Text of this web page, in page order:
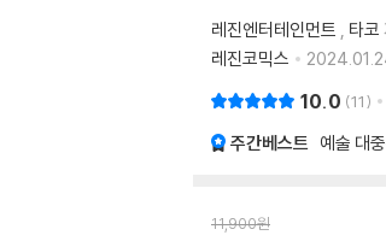
레진엔터테인먼트 , 타코
레진코믹스
10.0 11
주간베스트 예술 대
11,900원